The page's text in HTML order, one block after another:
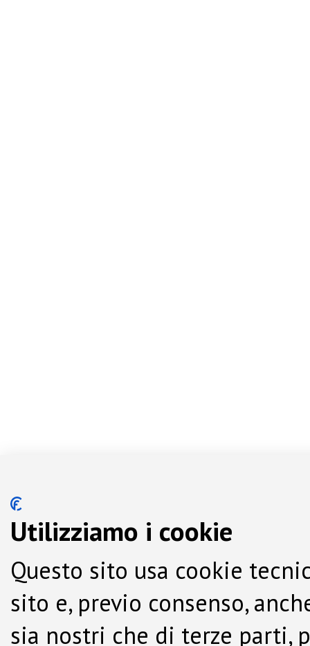
Utilizziamo i cookie
Questo sito usa cookie
sito e, previo consenso,
sia nostri che di terze parti,